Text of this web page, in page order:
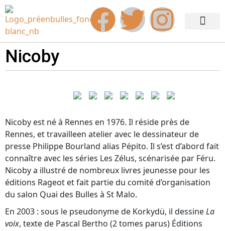
Nicoby
Nicoby est né à Rennes en 1976. Il réside près de
Rennes, et travailleen atelier avec le dessinateur de
presse Philippe Bourland alias Pépito. Il s’est d’abord fait
connaître avec les séries Les Zélus, scénarisée par Féru.
Nicoby a illustré de nombreux livres jeunesse pour les
éditions Rageot et fait partie du comité d’organisation
du salon Quai des Bulles à St Malo.
En 2003 : sous le pseudonyme de Korkydü, il dessineLa
voix, texte de Pascal Bertho (2 tomes parus) Éditions